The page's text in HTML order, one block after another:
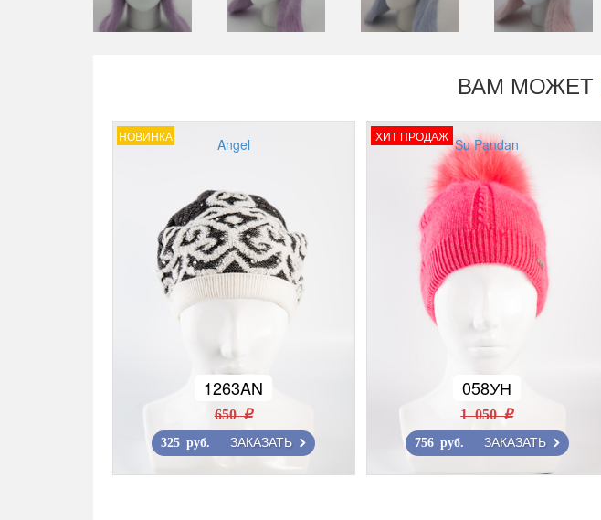
ВАМ МОЖЕТ
НОВИНКА Angel
1263AN
650 r
325 руб. ЗАКАЗАТЬ
ХИТ ПРОДАЖ Su Pandan
058УН
1 050 r
756 руб. ЗАКАЗАТЬ